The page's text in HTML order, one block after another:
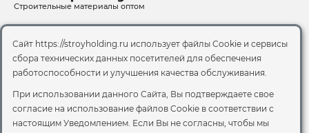
Строительные материалы оптом
Каталог Все бренды
Доставка
Оплата
Контакты
О компании
Все бренды
Сайт https://stroyholding.ru использует файлы Cookie и сервисы
сбора технических данных посетителей для обеспечения
работоспособности и улучшения качества обслуживания.
При использовании данного Сайта, Вы подтверждаете свое
согласие на использование файлов Cookie в соответствии с
настоящим Уведомлением. Если Вы не согласны, чтобы мы